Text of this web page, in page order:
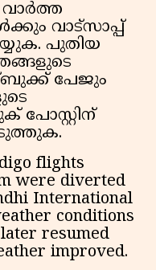
വാട്സാപ്പ്
പുതിയ
പേജും
പോസ്റ്റിന്
flights
were diverted
International
conditions
resumed
improved.